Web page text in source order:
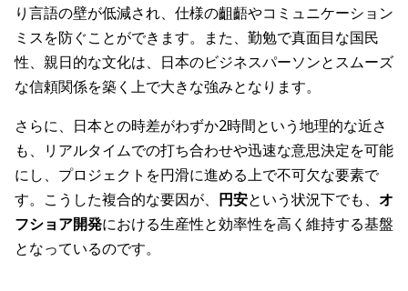
り言語の壁が低減され、仕様の齟齬やコミュニケーション
ミスを防ぐことができます。また、勤勉で真面目な国民
性、親日的な文化は、日本のビジネスパーソンとスムーズ
な信頼関係を築く上で大きな強みとなります。
さらに、日本との時差がわずか2時間という地理的な近さ
も、リアルタイムでの打ち合わせや迅速な意思決定を可能
にし、プロジェクトを円滑に進める上で不可欠な要素で
す。こうした複合的な要因が、 円安という状況下でも、 オ
フショア開発における生産性と効率性を高く維持する基盤
となっているのです。